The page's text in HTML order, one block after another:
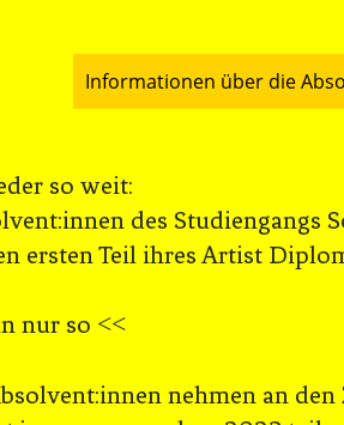
Informationen über die
so weit:
des Studiengangs
ersten Teil ihres Artist
nur so ˂˂
nehmen an den